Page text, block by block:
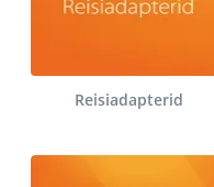
Reisiadapterid